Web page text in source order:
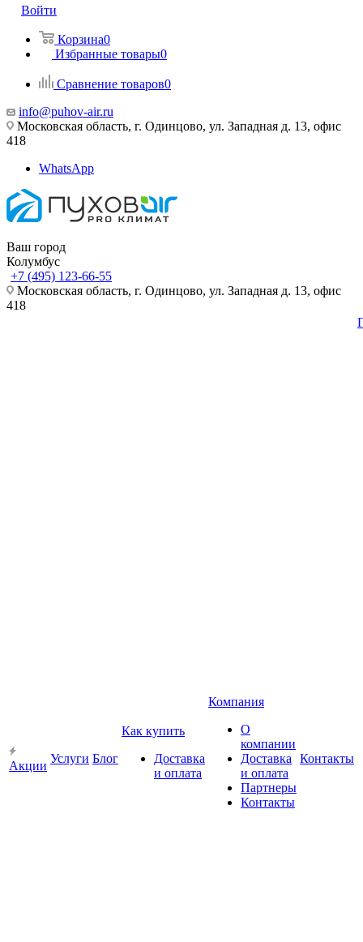
Войти
Корзина0
Избранные товары0
Сравнение товаров0
info@puhov-air.ru
Московская область, г. Одинцово, ул. Западная д. 13, офис
418
WhatsApp
Ваш город
Колумбус
+7 (495) 123-66-55
Московская область, г. Одинцово, ул. Западная д. 13, офис
418
Акции
Услуги Блог
Как купить
Доставка
и оплата
Компания
О
компании
Доставка
и оплата
Партнеры
Контакты
Контакты